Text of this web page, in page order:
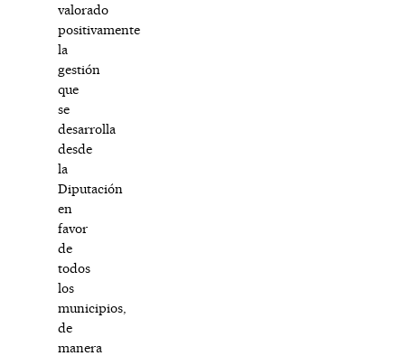
valorado
positivamente
la
gestión
que
se
desarrolla
desde
la
Diputación
en
favor
de
todos
los
municipios,
de
manera